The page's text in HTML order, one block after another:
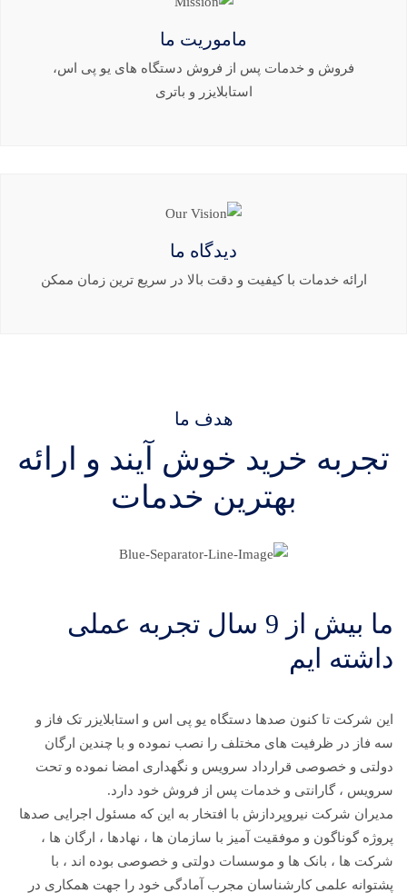
ماموریت ما
فروش و خدمات پس از فروش دستگاه های یو پی اس،
استابلایزر و باتری
دیدگاه ما
ارائه خدمات با کیفیت و دقت بالا در سریع ترین زمان ممکن
هدف ما
تجربه خرید خوش آیند و ارائه
بهترین خدمات
ما بیش از 9 سال تجربه عملی
داشته ایم
این شرکت تا کنون صدها دستگاه یو پی اس و استابلایزر تک فاز و
سه فاز در ظرفیت های مختلف را نصب نموده و با چندین ارگان
دولتی و خصوصی قرارداد سرویس و نگهداری امضا نموده و تحت
سرویس ، گارانتی و خدمات پس از فروش خود دارد.
مدیران شرکت نیروپردازش با افتخار به این که مسئول اجرایی صدها
پروژه گوناگون و موفقیت آمیز با سازمان ها ، نهادها ، ارگان ها ،
شرکت ها ، بانک ها و موسسات دولتی و خصوصی بوده اند ، با
پشتوانه علمی کارشناسان مجرب آمادگی خود را جهت همکاری در